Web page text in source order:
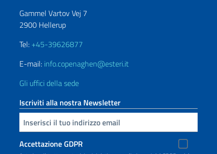
Gammel Vartov Vej 7
2900 Hellerup
Tel: +45-39626877
E-mail: info.copenaghen@esteri.it
Gli uffici della sede
Iscriviti alla nostra Newsletter
Inserisci la tua email
Accettazione GDPR